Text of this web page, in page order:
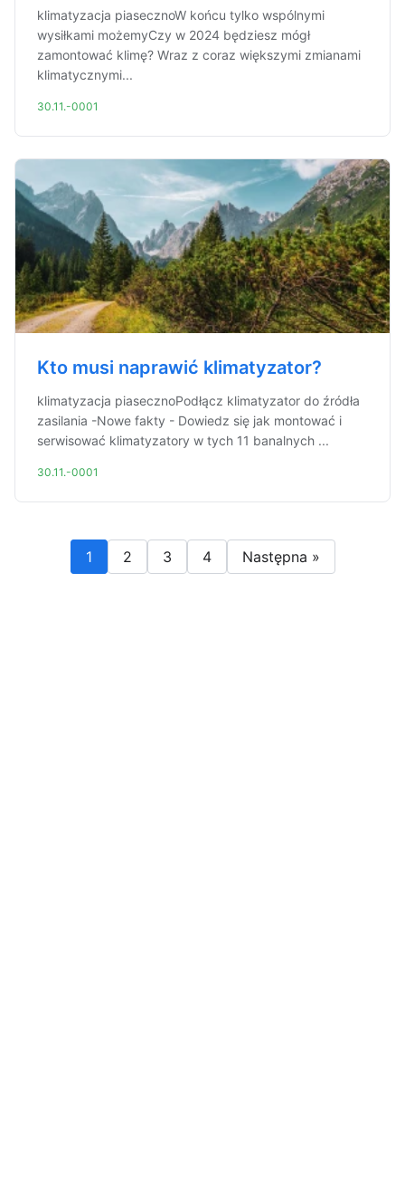
klimatyzacja piasecznoW końcu tylko wspólnymi
wysiłkami możemyCzy w 2024 będziesz mógł
zamontować klimę? Wraz z coraz większymi zmianami
klimatycznymi...
30.11.-0001
Kto musi naprawić klimatyzator?
klimatyzacja piasecznoPodłącz klimatyzator do źródła
zasilania -Nowe fakty - Dowiedz się jak montować i
serwisować klimatyzatory w tych 11 banalnych ...
30.11.-0001
1 2 3 4 Następna »